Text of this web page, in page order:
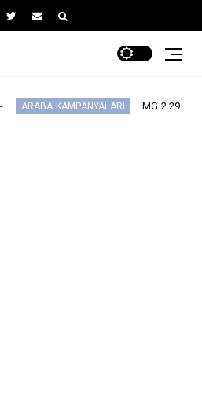
MG 2.290.000 TL’den